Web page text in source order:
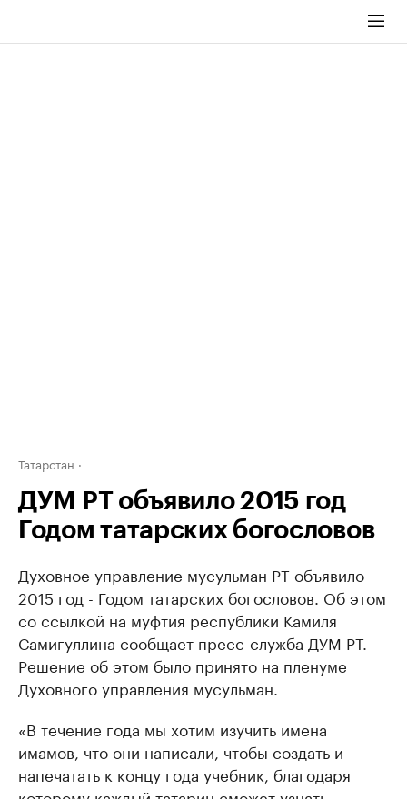
Татарстан
ДУМ РТ объявило 2015 год
Годом татарских богословов
Духовное управление мусульман РТ объявило
2015 год - Годом татарских богословов. Об этом
со ссылкой на муфтия республики Камиля
Самигуллина сообщает пресс-служба ДУМ РТ.
Решение об этом было принято на пленуме
Духовного управления мусульман.
«В течение года мы хотим изучить имена
имамов, что они написали, чтобы создать и
напечатать к концу года учебник, благодаря